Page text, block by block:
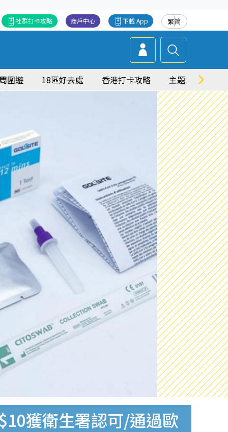
繁简
下載 App
商戶中心
社群打卡攻略
圍遊 18區好去處 香港打卡攻略 主題特集
獲衛生署認可/通過歐